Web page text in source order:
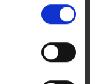
en
ou en